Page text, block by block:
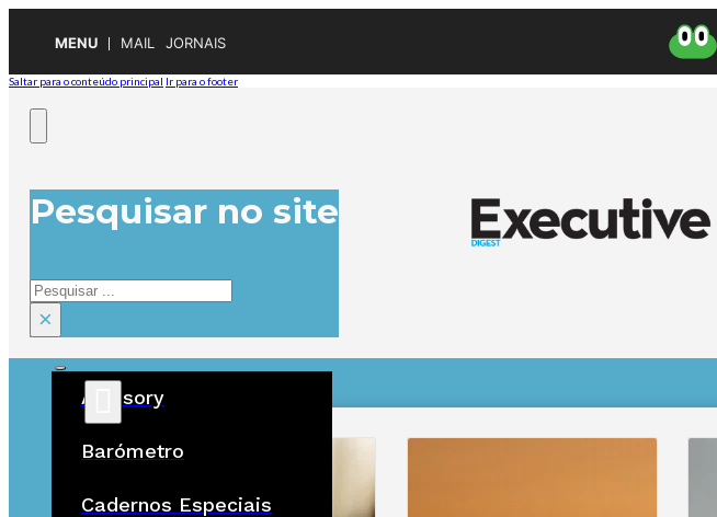
MENU MAIL JORNAIS
Saltar para o conteúdo principal Ir para o footer
Pesquisar no site
Pesquisar
×
Advisory
Barómetro
Cadernos Especiais
ÚLTIMAS